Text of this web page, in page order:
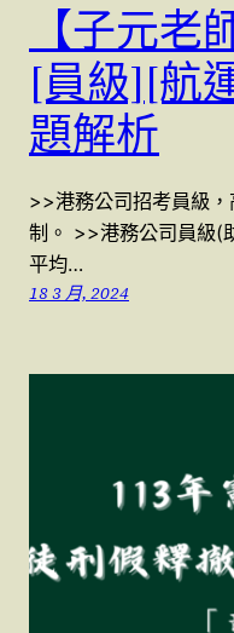
【子元
[員級][航
題解析
>>港務公司招考員級
制。 >>港務公司員級(
平均…
18 3 月, 2024